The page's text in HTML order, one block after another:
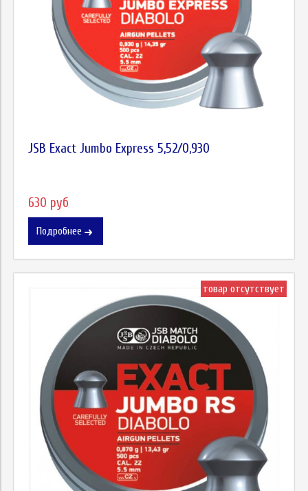
JSB Exact Jumbo Express 5,52/0,930
630 руб
Подробнее
товар отсутствует